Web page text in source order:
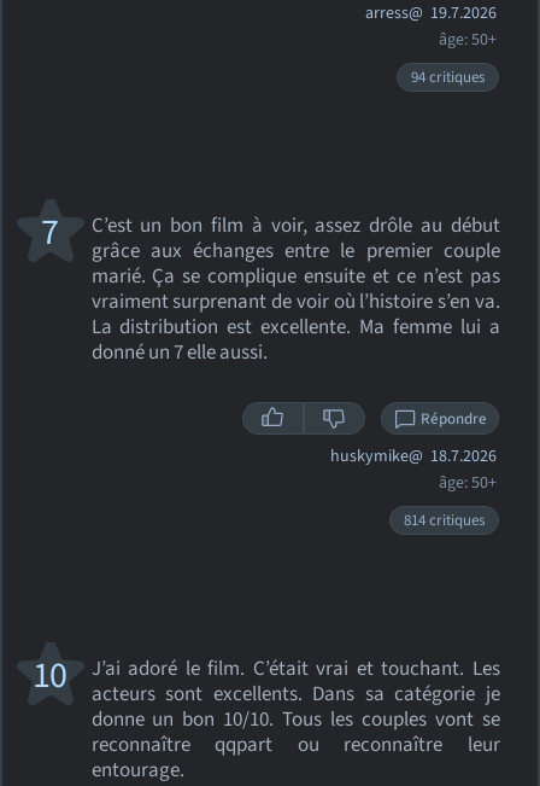
arress@ 19.7.2026
âge: 50+
94 critiques
C’est un bon film à voir, assez drôle au début
grâce aux échanges entre le premier couple
marié. Ça se complique ensuite et ce n’est pas
vraiment surprenant de voir où l’histoire s’en va.
La distribution est excellente. Ma femme lui a
donné un 7 elle aussi.
7
Répondre
huskymike@ 18.7.2026
âge: 50+
814 critiques
J’ai adoré le film. C’était vrai et touchant. Les
acteurs sont excellents. Dans sa catégorie je
donne un bon 10/10. Tous les couples vont se
reconnaître qqpart ou reconnaître leur
entourage.
10